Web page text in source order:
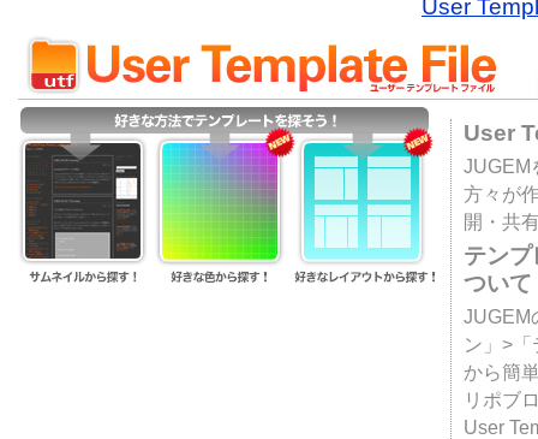
User
User
JUGEM
方々が
開・共
テン
ついて
JUGEM
ン」>
から簡
リポブ
User